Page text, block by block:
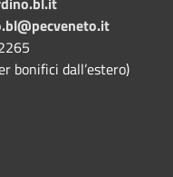
bonifici dall’estero)